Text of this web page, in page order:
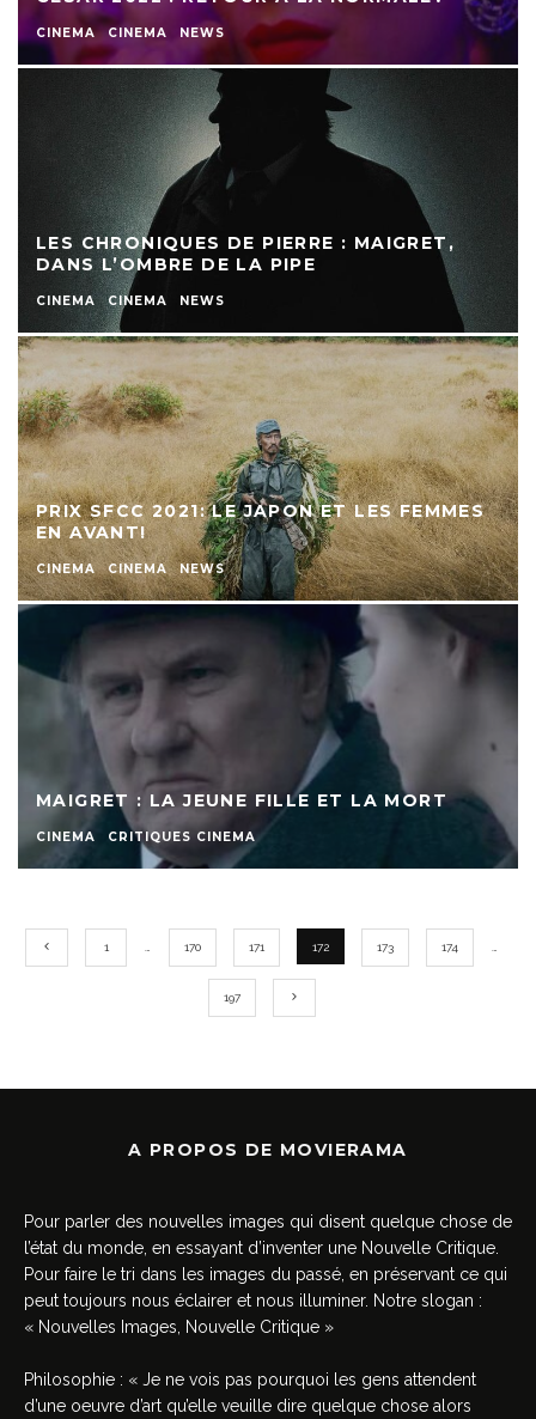
CINEMA CINEMA NEWS
LES CHRONIQUES DE PIERRE : MAIGRET,
DANS L’OMBRE DE LA PIPE
CINEMA CINEMA NEWS
PRIX SFCC 2021: LE JAPON ET LES FEMMES
EN AVANT!
CINEMA CINEMA NEWS
MAIGRET : LA JEUNE FILLE ET LA MORT
CINEMA CRITIQUES CINEMA
1 170 171 172 173 174
197
A PROPOS DE MOVIERAMA
Pour parler des nouvelles images qui disent quelque chose de
l’état du monde, en essayant d’inventer une Nouvelle Critique.
Pour faire le tri dans les images du passé, en préservant ce qui
peut toujours nous éclairer et nous illuminer. Notre slogan :
« Nouvelles Images, Nouvelle Critique »
Philosophie : « Je ne vois pas pourquoi les gens attendent
d’une oeuvre d’art qu’elle veuille dire quelque chose alors